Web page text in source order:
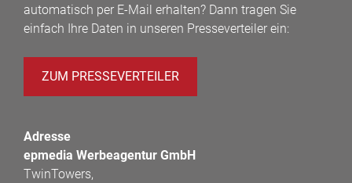
automatisch per E-Mail erhalten? Dann tragen Sie
einfach Ihre Daten in unseren Presseverteiler ein:
ZUM PRESSEVERTEILER
Adresse
epmedia Werbeagentur GmbH
TwinTowers,